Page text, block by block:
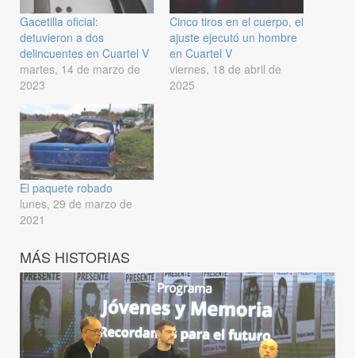
Gacetilla oficial:
detuvieron a dos
delincuentes en Cuartel V
martes, 14 de marzo de
2023
Cinco tiros en el cuerpo, el
ajuste ejecutó un hombre
en Cuartel V
viernes, 18 de abril de
2025
El paquete robado
lunes, 29 de marzo de
2021
MÁS HISTORIAS